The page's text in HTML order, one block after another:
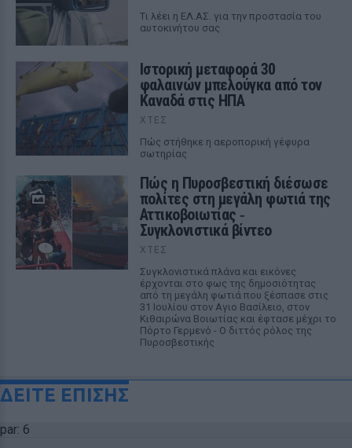
Tι λέει η ΕΛ.ΑΣ. για την προστασία του
αυτοκινήτου σας
Ιστορική μεταφορά 30
φαλαινών μπελούγκα από τον
Καναδά στις ΗΠΑ
ΧΤΕΣ
Πώς στήθηκε η αεροπορική γέφυρα
σωτηρίας
Πώς η Πυροσβεστική διέσωσε
πολίτες στη μεγάλη φωτιά της
Αττικοβοιωτίας ‑
Συγκλονιστικά βίντεο
ΧΤΕΣ
Συγκλονιστικά πλάνα και εικόνες
έρχονται στο φως της δημοσιότητας
από τη μεγάλη φωτιά που ξέσπασε στις
31 Ιουλίου στον Αγιο Βασίλειο, στον
Κιθαιρώνα Βοιωτίας και έφτασε μέχρι το
Πόρτο Γερμενό - Ο διττός ρόλος της
Πυροσβεστικής
ΔΕΙΤΕ ΕΠΙΣΗΣ
par: 6